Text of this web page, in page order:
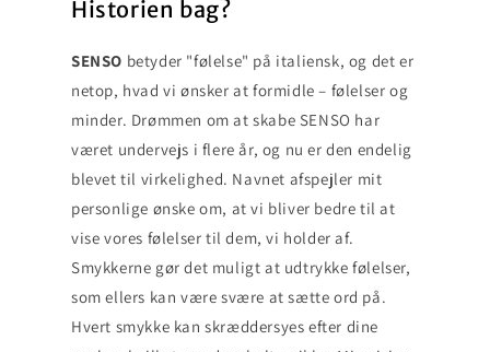
Historien bag?
SENSO betyder "følelse" på italiensk, og det er
netop, hvad vi ønsker at formidle – følelser og
minder. Drømmen om at skabe SENSO har
været undervejs i flere år, og nu er den endelig
blevet til virkelighed. Navnet afspejler mit
personlige ønske om, at vi bliver bedre til at
vise vores følelser til dem, vi holder af.
Smykkerne gør det muligt at udtrykke følelser,
som ellers kan være svære at sætte ord på.
Hvert smykke kan skræddersyes efter dine